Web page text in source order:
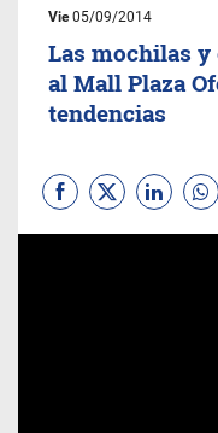
Vie05/09/2014
Las mochilas y
al Mall Plaza
tendencias